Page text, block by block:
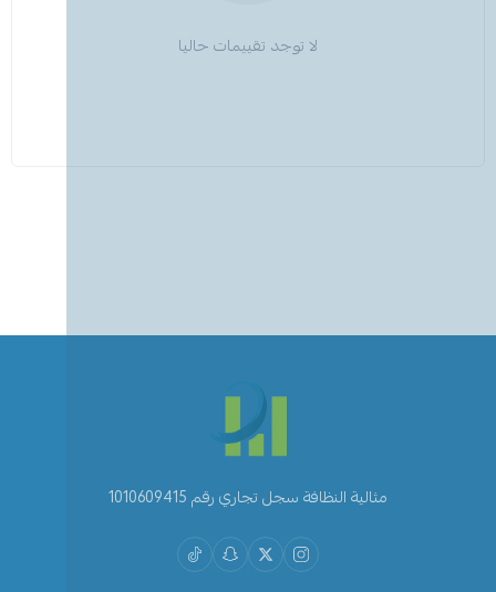
لا توجد تقييمات حاليا
مثالية النظافة سجل تجاري رقم 1010609415